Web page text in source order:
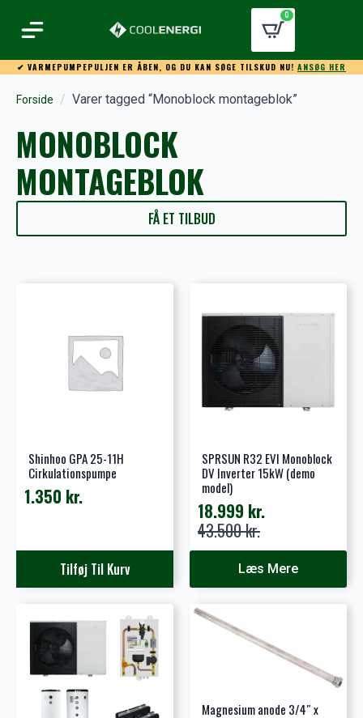
0
✔ VARMEPUMPEPULJEN ER ÅBEN, OG DU KAN SØGE TILSKUD NU! ANSØG HER
Forside Varer tagged “Monoblock montageblok”
MONOBLOCK
MONTAGEBLOK
FÅ ET TILBUD
Shinhoo GPA 25-11H
Cirkulationspumpe
1.350 kr.
Tilføj Til Kurv
SPRSUN R32 EVI Monoblock
DV Inverter 15kW (demo
model)
43.500kr.
Den
oprindelige
var:
43.500 kr..
18.999 kr.
Den
aktuelle
er:
18.999 kr..
Læs Mere
Magnesium anode 3/4″ x